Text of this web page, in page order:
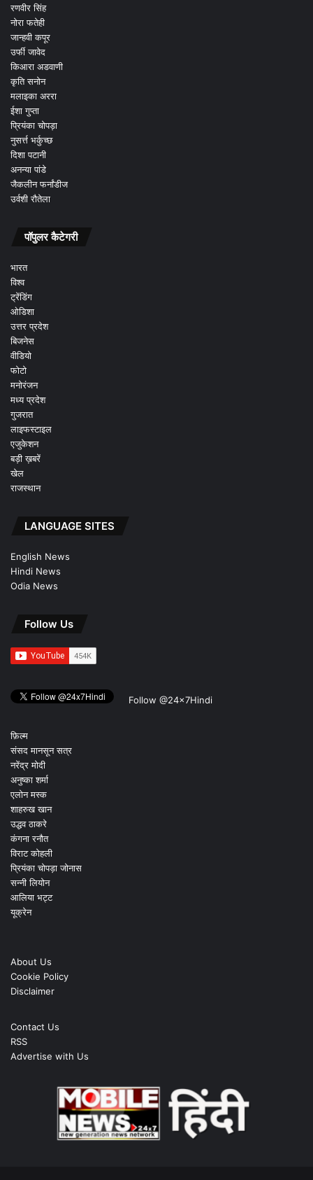
रणवीर सिंह
नोरा फतेही
जान्हवी कपूर
उर्फी जावेद
किआरा अडवाणी
कृति सनोन
मलाइका अररा
ईशा गुप्ता
प्रियंका चोपड़ा
नुसर्त्त भर्कुच्छ
दिशा पटानी
अनन्या पांडे
जैकलीन फर्नांडीज
उर्वशी रौतेला
पॉपुलर कैटेगरी
भारत
विश्व
ट्रेंडिंग
ओडिशा
उत्तर प्रदेश
बिजनेस
वीडियो
फोटो
मनोरंजन
मध्य प्रदेश
गुजरात
लाइफस्टाइल
एजुकेशन
बड़ी ख़बरें
खेल
राजस्थान
LANGUAGE SITES
English News
Hindi News
Odia News
Follow Us
Follow @24x7Hindi
फ़िल्म
संसद मानसून सत्र
नरेंद्र मोदी
अनुष्का शर्मा
एलोन मस्क
शाहरुख खान
उद्धव ठाकरे
कंगना रनौत
विराट कोहली
प्रियंका चोपड़ा जोनास
सन्नी लियोन
आलिया भट्ट
यूक्रेन
About Us
Cookie Policy
Disclaimer
Contact Us
RSS
Advertise with Us